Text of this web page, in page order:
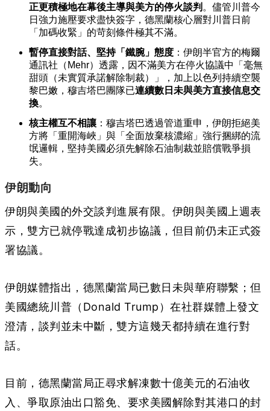
正更積極地在幕後主導與美方的停火談判 。儘管川普今
日強力施壓要求盡快簽字，德黑蘭核心層對川普日前
「加碼收緊」的苛刻條件極其不滿。
暫停直接對話、堅持「鐵腕」態度 ：伊朗半官方的梅爾
通訊社（Mehr）透露，因不滿美方在停火協議中「毫無
甜頭（未實質承諾解除制裁）」，加上以色列持續空襲
黎巴嫩，穆吉塔巴團隊已連續數日未與美方直接信息交
換。
核主權互不相讓 ：穆吉塔巴透過管道重申，伊朗拒絕美
方將「重開海峽」與「全面放棄核濃縮」強行捆綁的流
氓邏輯，堅持美國必須先解除石油制裁並賠償戰爭損
失。
伊朗動向
伊朗與美國的外交談判進展有限。伊朗與美國上週表
示，雙方已就停戰達成初步協議，但目前仍未正式簽
署協議。
伊朗媒體指出，德黑蘭當局已數日未與華府聯繫；但
美國總統川普（Donald Trump）在社群媒體上發文
澄清，談判並未中斷，雙方這幾天都持續在進行對
話。
目前，德黑蘭當局正尋求解凍數十億美元的石油收
入、爭取原油出口豁免、要求美國解除對其港口的封